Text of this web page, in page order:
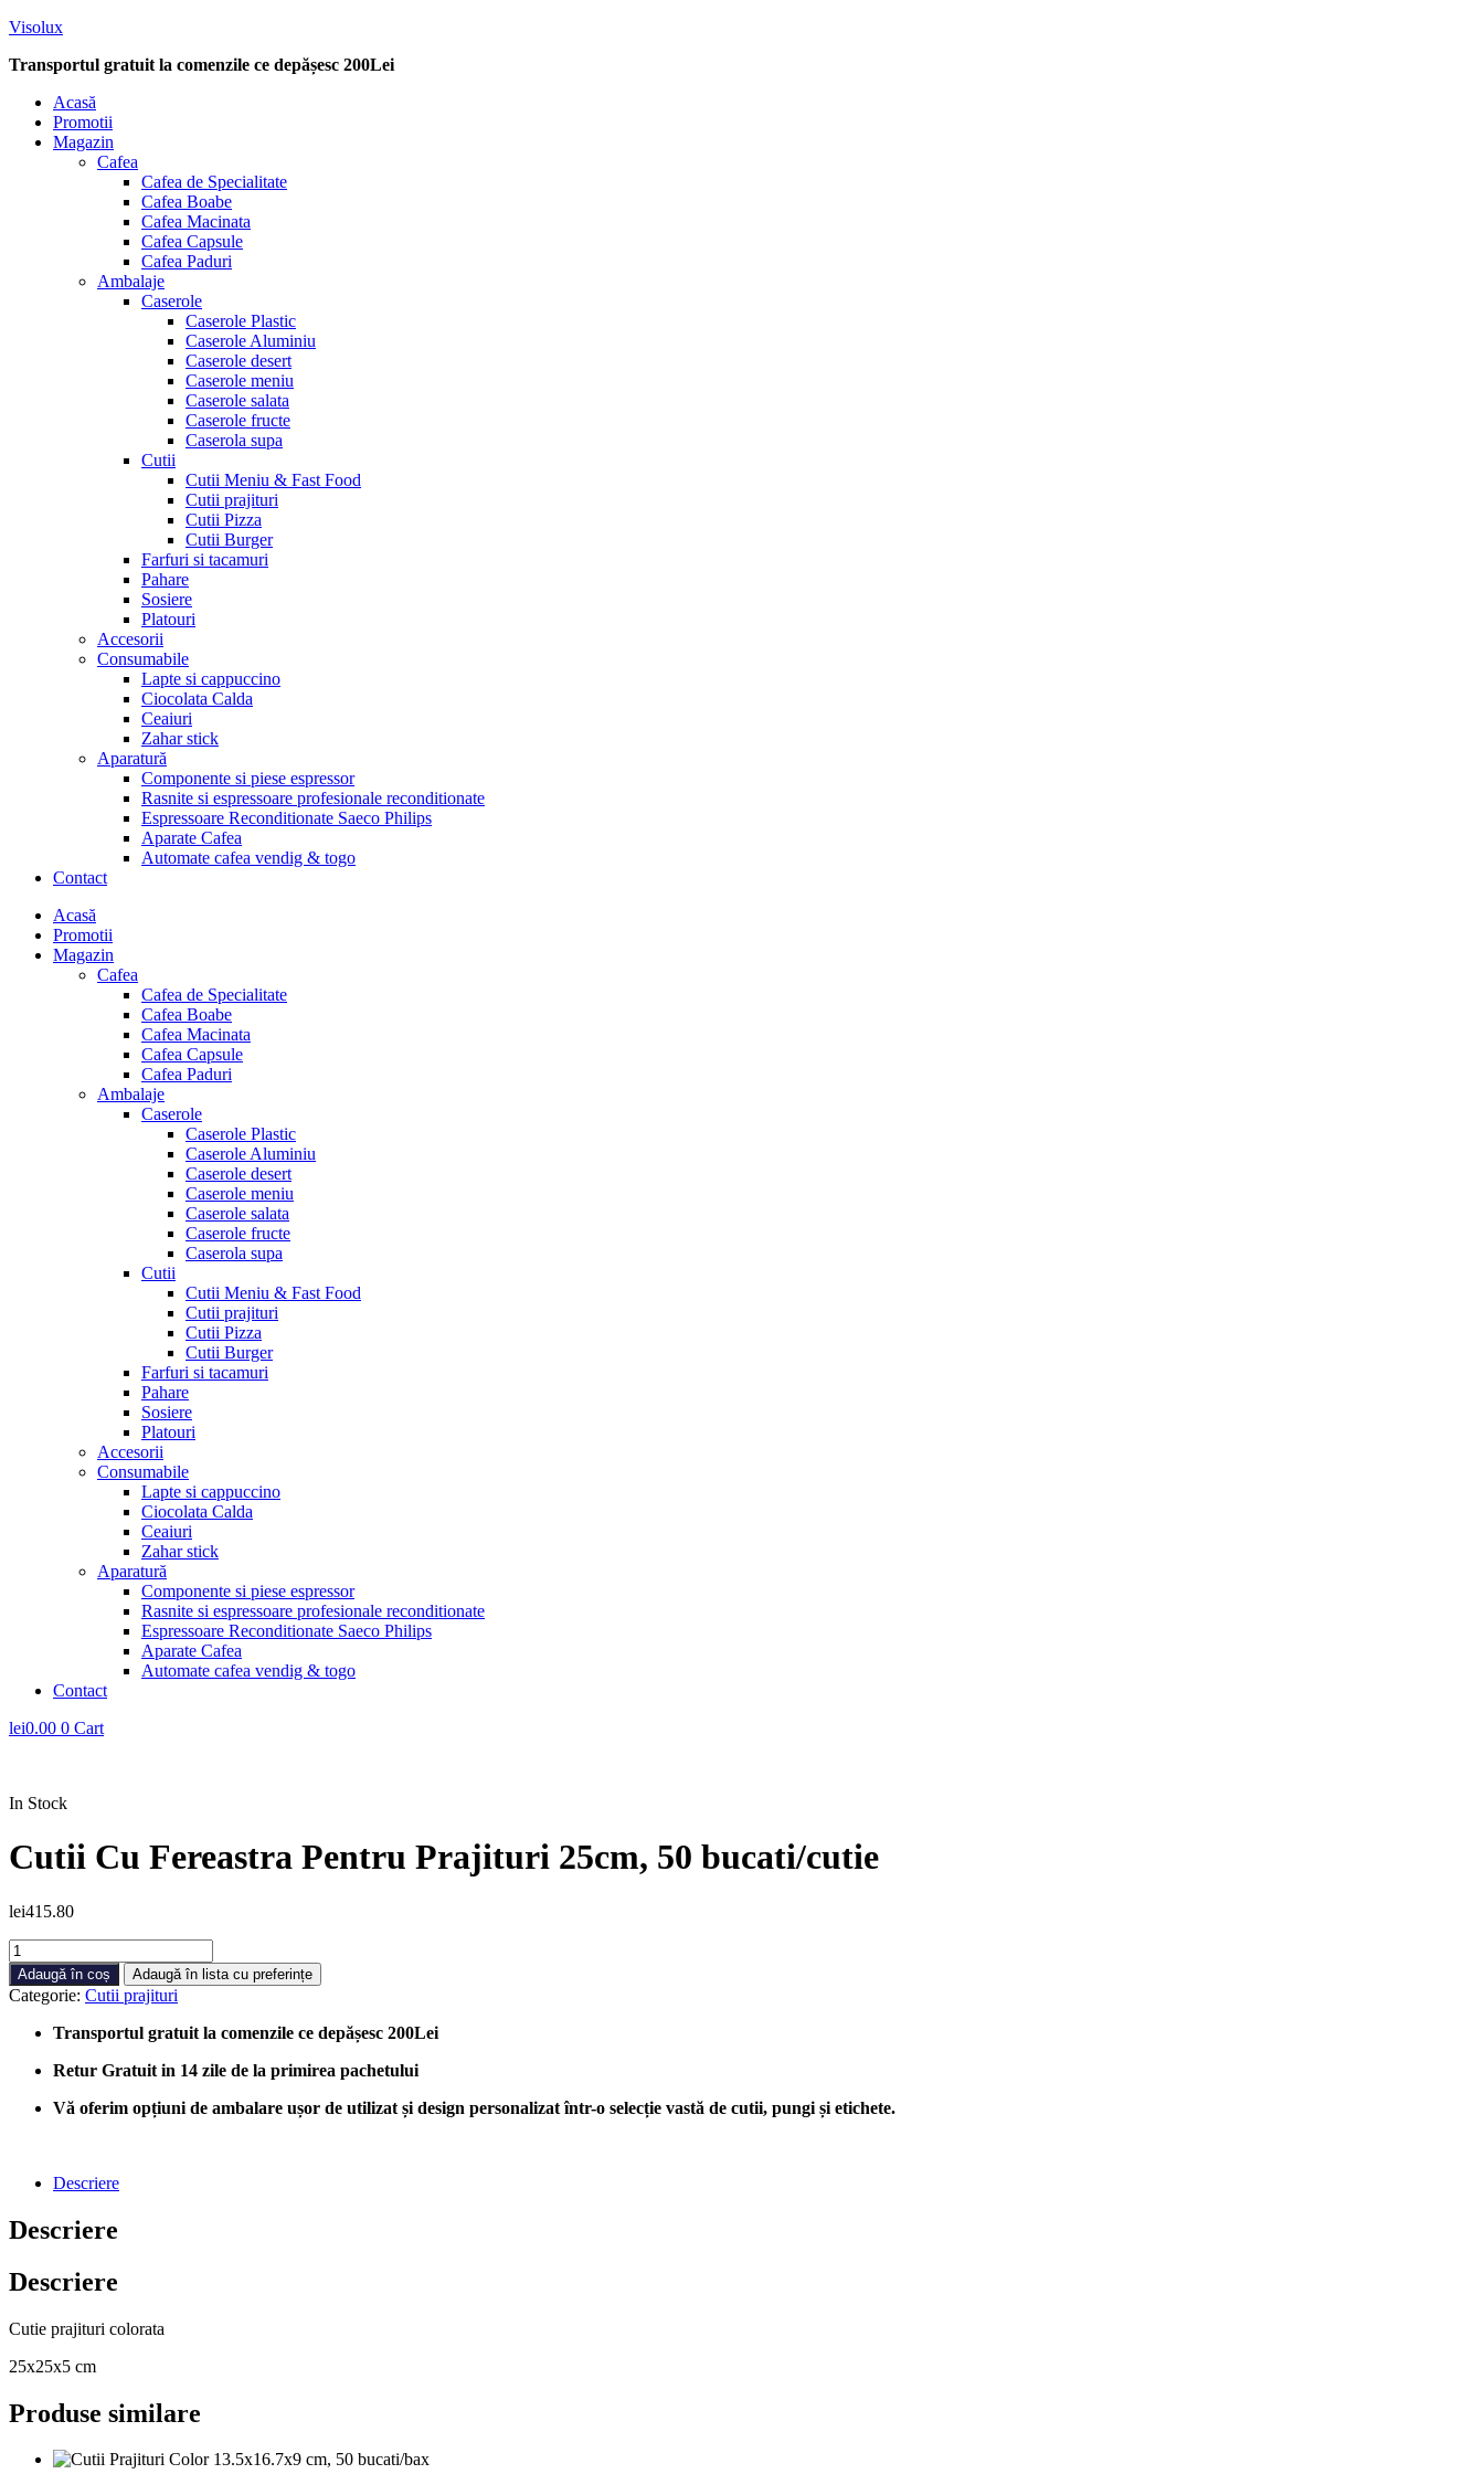
Visolux
Transportul gratuit la comenzile ce depășesc 200Lei
Menu
Acasă
Promotii
Magazin
Cafea
Cafea de Specialitate
Cafea Boabe
Cafea Macinata
Cafea Capsule
Cafea Paduri
Ambalaje
Caserole
Caserole Plastic
Caserole Aluminiu
Caserole desert
Caserole meniu
Caserole salata
Caserole fructe
Caserola supa
Cutii
Cutii Meniu & Fast Food
Cutii prajituri
Cutii Pizza
Cutii Burger
Farfuri si tacamuri
Pahare
Sosiere
Platouri
Accesorii
Consumabile
Lapte si cappuccino
Ciocolata Calda
Ceaiuri
Zahar stick
Aparatură
Componente si piese espressor
Rasnite si espressoare profesionale reconditionate
Espressoare Reconditionate Saeco Philips
Aparate Cafea
Automate cafea vendig & togo
Contact
Menu
Acasă
Promotii
Magazin
Cafea
Cafea de Specialitate
Cafea Boabe
Cafea Macinata
Cafea Capsule
Cafea Paduri
Ambalaje
Caserole
Caserole Plastic
Caserole Aluminiu
Caserole desert
Caserole meniu
Caserole salata
Caserole fructe
Caserola supa
Cutii
Cutii Meniu & Fast Food
Cutii prajituri
Cutii Pizza
Cutii Burger
Farfuri si tacamuri
Pahare
Sosiere
Platouri
Accesorii
Consumabile
Lapte si cappuccino
Ciocolata Calda
Ceaiuri
Zahar stick
Aparatură
Componente si piese espressor
Rasnite si espressoare profesionale reconditionate
Espressoare Reconditionate Saeco Philips
Aparate Cafea
Automate cafea vendig & togo
Contact
lei0.00 0 Cart
In Stock
Cutii Cu Fereastra Pentru Prajituri 25cm, 50 bucati/cutie
lei415.80
Cantitate
Cutii
Cu
Fereastra
Pentru
25cm,
bucati/cutie
Adaugă în coș Adaugă în lista cu preferințe
Categorie: Cutii prajituri
Transportul gratuit la comenzile ce depășesc 200Lei
Retur Gratuit in 14 zile de la primirea pachetului
Vă oferim opțiuni de ambalare ușor de utilizat și design personalizat într-o selecție vastă de cutii, pungi și etichete.
Descriere
Descriere
Descriere
Cutie prajituri colorata
25x25x5 cm
Produse similare